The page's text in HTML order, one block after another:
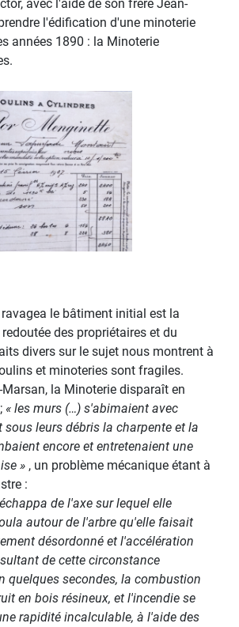
avec l'aide de son frère Jean-
l'édification d'une minoterie
années 1890 : la Minoterie
le bâtiment initial est la
des propriétaires et du
divers sur le sujet nous montrent à
et minoteries sont fragiles.
la Minoterie disparaît en
« les murs (…) s'abimaient avec
sous leurs débris la charpente et la
encore et entretenaient une
» , un problème mécanique étant à
:
de l'axe sur lequel elle
autour de l'arbre qu'elle faisait
désordonné et l'accélération
de cette circonstance
quelques secondes, la combustion
en bois résineux, et l'incendie se
rapidité incalculable, à l'aide des